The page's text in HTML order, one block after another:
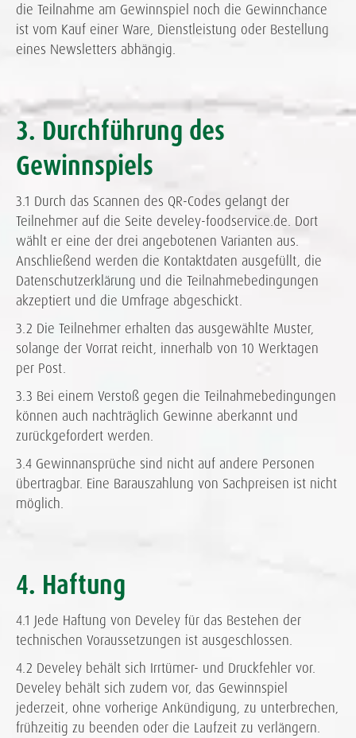
die Teilnahme am Gewinnspiel noch die Gewinnchance
ist vom Kauf einer Ware, Dienstleistung oder Bestellung
eines Newsletters abhängig.
3. Durchführung des
Gewinnspiels
3.1 Durch das Scannen des QR-Codes gelangt der
Teilnehmer auf die Seite develey-foodservice.de. Dort
wählt er eine der drei angebotenen Varianten aus.
Anschließend werden die Kontaktdaten ausgefüllt, die
Datenschutzerklärung und die Teilnahmebedingungen
akzeptiert und die Umfrage abgeschickt.
3.2 Die Teilnehmer erhalten das ausgewählte Muster,
solange der Vorrat reicht, innerhalb von 10 Werktagen
per Post.
3.3 Bei einem Verstoß gegen die Teilnahmebedingungen
können auch nachträglich Gewinne aberkannt und
zurückgefordert werden.
3.4 Gewinnansprüche sind nicht auf andere Personen
übertragbar. Eine Barauszahlung von Sachpreisen ist nicht
möglich.
4. Haftung
4.1 Jede Haftung von Develey für das Bestehen der
technischen Voraussetzungen ist ausgeschlossen.
4.2 Develey behält sich Irrtümer- und Druckfehler vor.
Develey behält sich zudem vor, das Gewinnspiel
jederzeit, ohne vorherige Ankündigung, zu unterbrechen,
frühzeitig zu beenden oder die Laufzeit zu verlängern.